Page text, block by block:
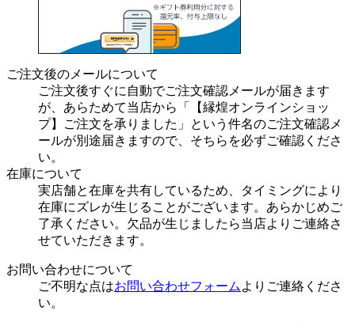
ご注文後のメールについて
ご注文後すぐに自動でご注文確認メールが届きます
が、あらためて当店から「【縁煌オンラインショッ
プ】ご注文を承りました」という件名のご注文確認メ
ールが別途届きますので、そちらを必ずご確認くださ
い。
在庫について
実店舗と在庫を共有しているため、タイミングにより
在庫にズレが生じることがございます。あらかじめご
了承ください。欠品が生じましたら当店よりご連絡さ
せていただきます。
お問い合わせについて
ご不明な点はお問い合わせフォーム よりご連絡くださ
い。